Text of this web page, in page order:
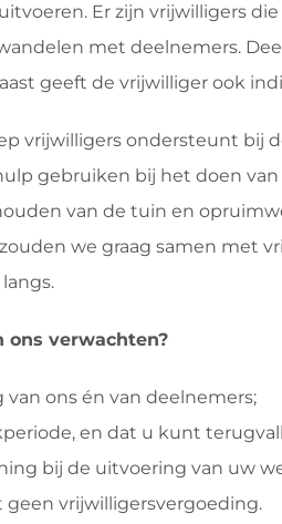
Er zijn vrijwilligers
met deelnemers.
geeft de vrijwilliger ook
vrijwilligers ondersteunt bij
gebruiken bij het doen
van de tuin en
we graag samen met
ons verwachten?
van ons én van deelnemers;
en dat u kunt
bij de uitvoering van uw
geen vrijwilligersvergoeding.